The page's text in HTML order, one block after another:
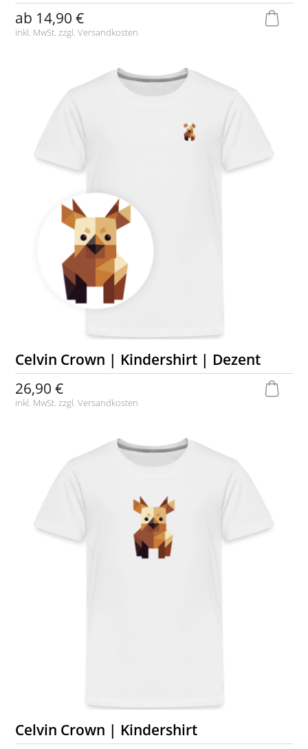
ab 14,90 €
inkl. MwSt. zzgl.Versandkosten
Celvin Crown | Kindershirt | Dezent
26,90 €
inkl. MwSt. zzgl.Versandkosten
Celvin Crown | Kindershirt